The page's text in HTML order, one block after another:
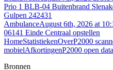
Prio 1 BLB-04 Buitenbrand
Gulpen 242431
AmbulanceAugust 6th, 2026 at
06141 Einde Centraal opstellen
HomeStatistiekenOverP2000
mobielAfkortingenP2000 open data
Bronnen